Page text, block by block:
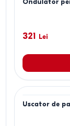
Ondulator
321 Lei
Uscator de